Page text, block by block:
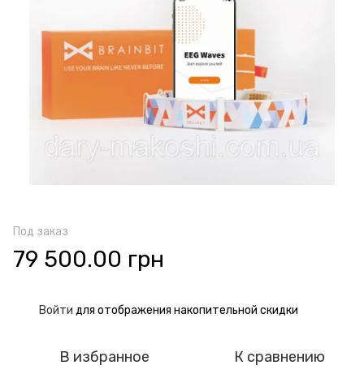
Под заказ
79 500.00 грн
Войти для отображения накопительной скидки
В избранное К сравнению